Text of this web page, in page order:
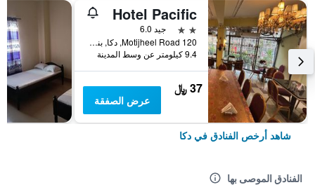
Hotel Pacific
2 نجمتين
جيد 6.0
120 Motijheel Road, دكا, بنغلاديش
9.4 كيلومتر عن وسط المدينة
37 ﷼
عرض الصفقة
شاهد أرخص الفنادق في دكا
الفنادق الموصى بها